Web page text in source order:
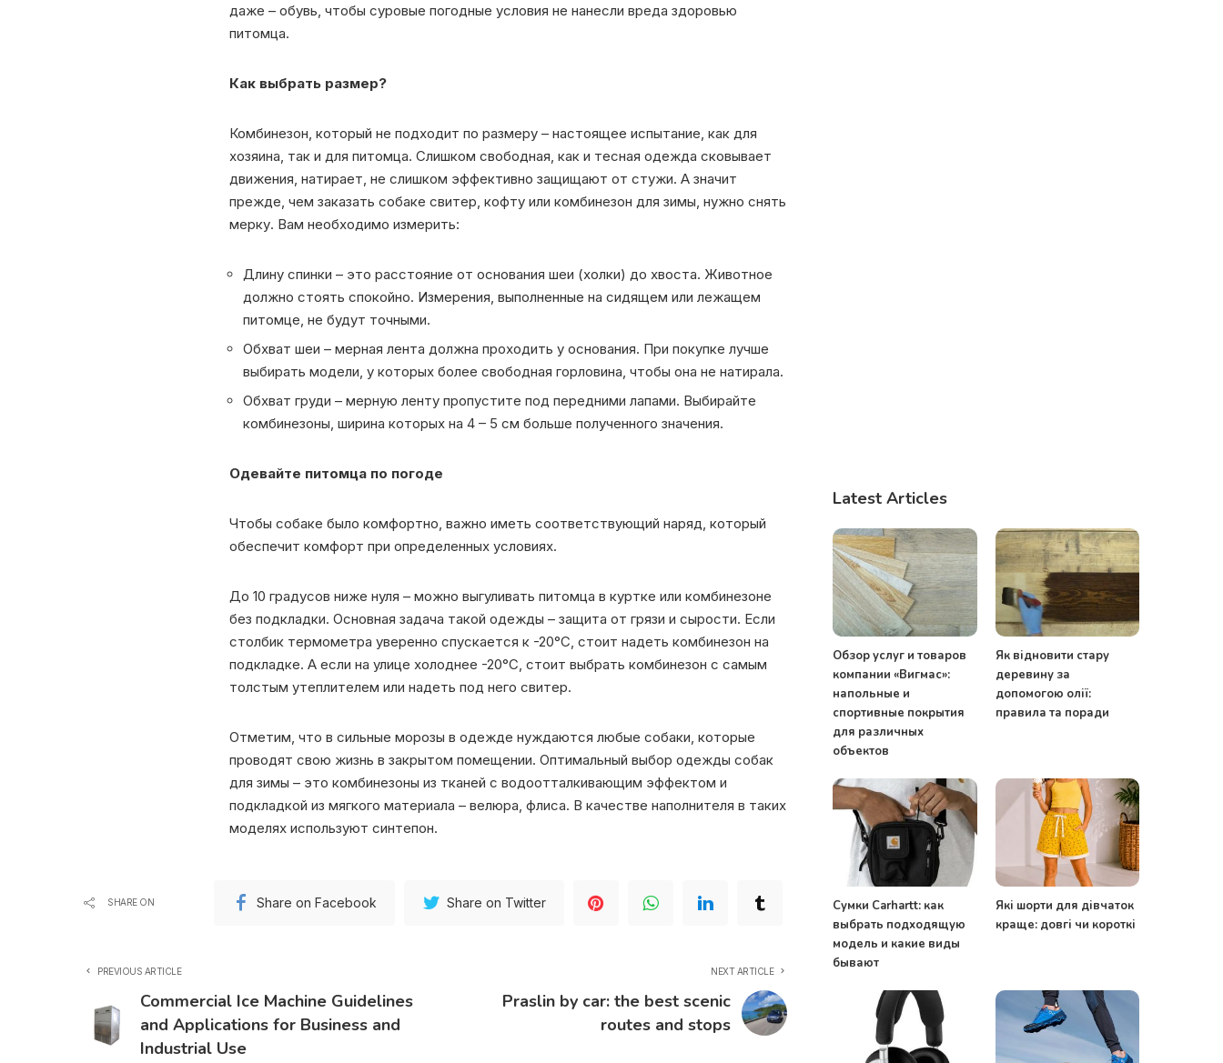
даже – обувь, чтобы суровые погодные условия не нанесли вреда здоровью
питомца.
Как выбрать размер?
Комбинезон, который не подходит по размеру – настоящее испытание, как для
хозяина, так и для питомца. Слишком свободная, как и тесная одежда сковывает
движения, натирает, не слишком эффективно защищают от стужи. А значит
прежде, чем заказать собаке свитер, кофту или комбинезон для зимы, нужно снять
мерку. Вам необходимо измерить:
Длину спинки – это расстояние от основания шеи (холки) до хвоста. Животное
должно стоять спокойно. Измерения, выполненные на сидящем или лежащем
питомце, не будут точными.
Обхват шеи – мерная лента должна проходить у основания. При покупке лучше
выбирать модели, у которых более свободная горловина, чтобы она не натирала.
Обхват груди – мерную ленту пропустите под передними лапами. Выбирайте
комбинезоны, ширина которых на 4 – 5 см больше полученного значения.
Одевайте питомца по погоде
Чтобы собаке было комфортно, важно иметь соответствующий наряд, который
обеспечит комфорт при определенных условиях.
До 10 градусов ниже нуля – можно выгуливать питомца в куртке или комбинезоне
без подкладки. Основная задача такой одежды – защита от грязи и сырости. Если
столбик термометра уверенно спускается к -20°C, стоит надеть комбинезон на
подкладке. А если на улице холоднее -20°C, стоит выбрать комбинезон с самым
толстым утеплителем или надеть под него свитер.
Отметим, что в сильные морозы в одежде нуждаются любые собаки, которые
проводят свою жизнь в закрытом помещении. Оптимальный выбор одежды собак
для зимы – это комбинезоны из тканей с водоотталкивающим эффектом и
подкладкой из мягкого материала – велюра, флиса. В качестве наполнителя в таких
моделях используют синтепон.
SHARE ON Share on Facebook Share on Twitter
PREVIOUS ARTICLE
Commercial Ice Machine Guidelines
and Applications for Business and
Industrial Use
NEXT ARTICLE
Praslin by car: the best scenic
routes and stops
Latest Articles
Обзор услуг и товаров
компании «Вигмас»:
напольные и
спортивные покрытия
для различных
объектов
Як відновити стару
деревину за
допомогою олії:
правила та поради
Сумки Carhartt: как
выбрать подходящую
модель и какие виды
бывают
Які шорти для дівчаток
краще: довгі чи короткі